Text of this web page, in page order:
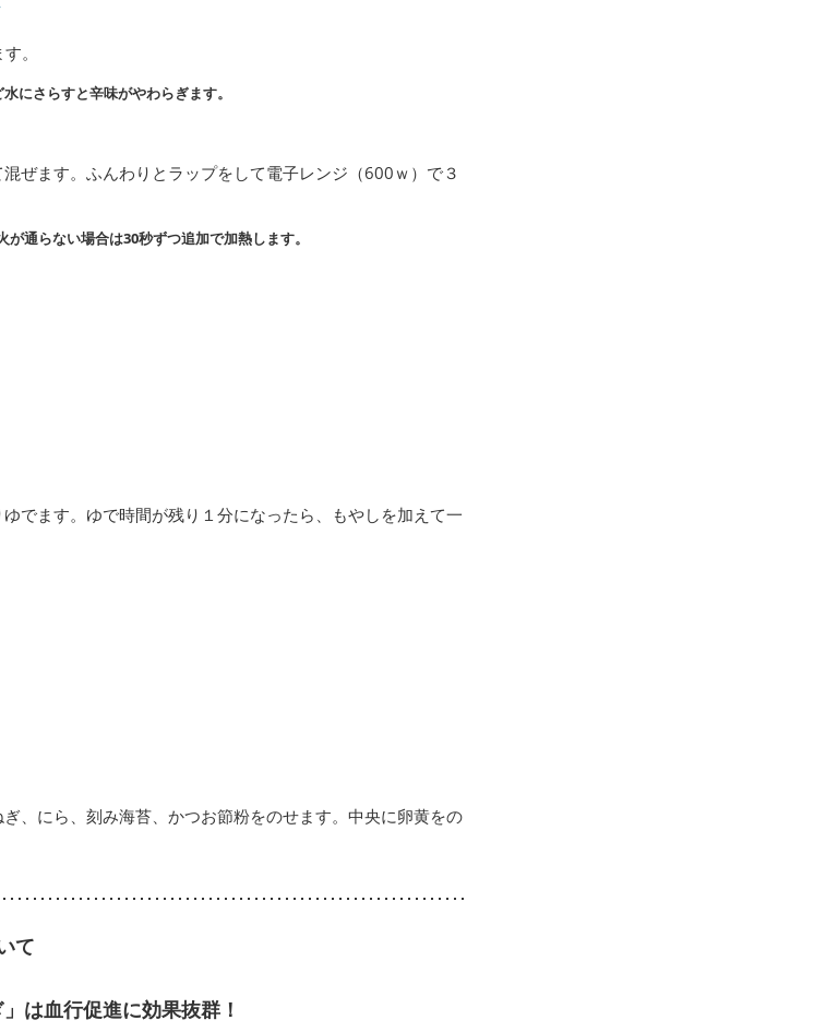
。
にさらすと辛味がやわらぎます。
ぜます。ふんわりとラップをして電子レンジ（600ｗ）で３
通らない場合は30秒ずつ追加で加熱します。
でます。ゆで時間が残り１分になったら、もやしを加えて一
、にら、刻み海苔、かつお節粉をのせます。中央に卵黄をの
て
」は血行促進に効果抜群！